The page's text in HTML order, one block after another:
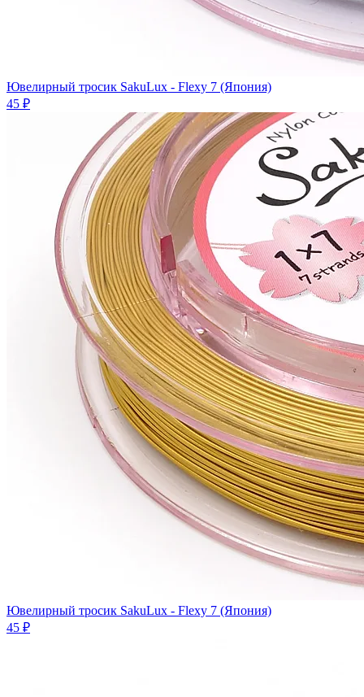
Ювелирный тросик SakuLux - Flexy 7 (Япония)
45 ₽
Ювелирный тросик SakuLux - Flexy 7 (Япония)
45 ₽